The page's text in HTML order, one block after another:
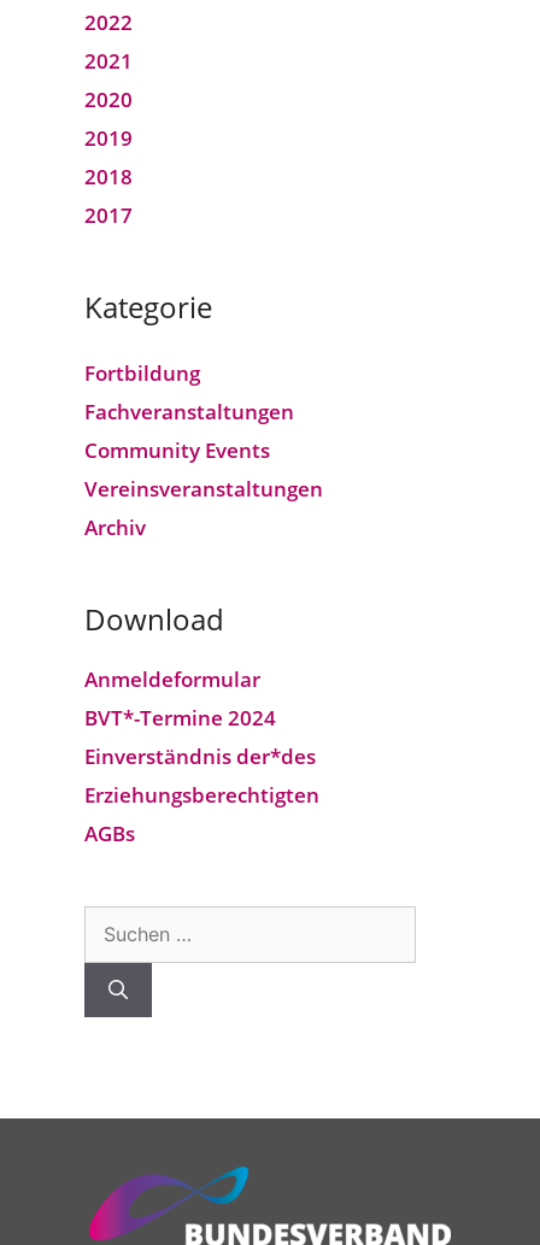
2022
2021
2020
2019
2018
2017
Kategorie
Fortbildung
Fach­veranstaltungen
Community Events
Vereins­veranstaltungen
Archiv
Download
Anmeldeformular
BVT*-Termine 2024
Einverständnis der*des
Erziehungsberechtigten
AGBs
nach: